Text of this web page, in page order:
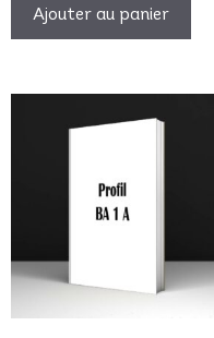
Ajouter au panier